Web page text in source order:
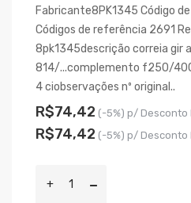
Fabricante8PK1345 Código
Códigos de referência 2691
8pk1345descrição correia gir
814/...complemento f250/
4 ciobservações nº original..
R$74,42 (-5%) p/ Desconto
R$74,42 (-5%) p/ Desconto